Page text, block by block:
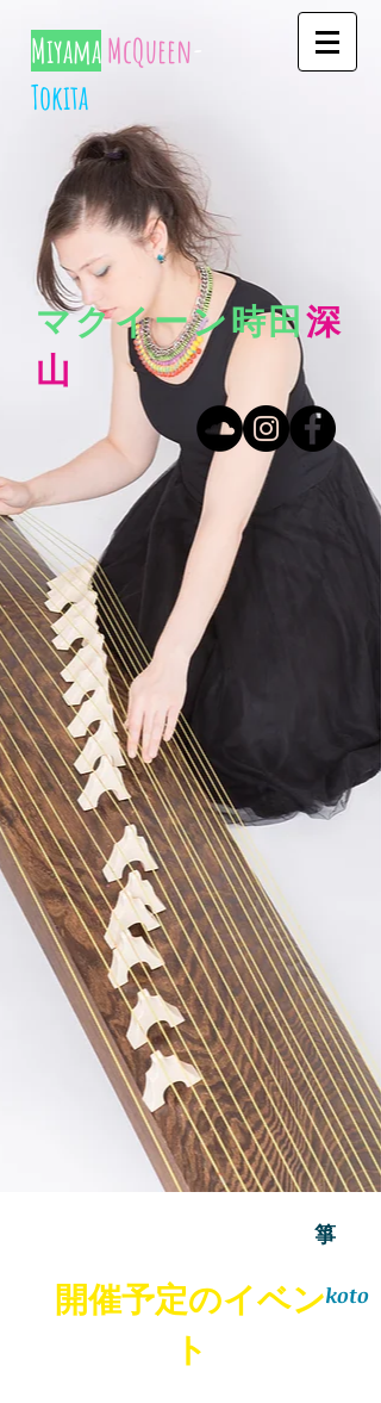
MiyamaMcQueen
Tokita
マクイーン時田深
山
箏
koto
開催予定のイベン
ト